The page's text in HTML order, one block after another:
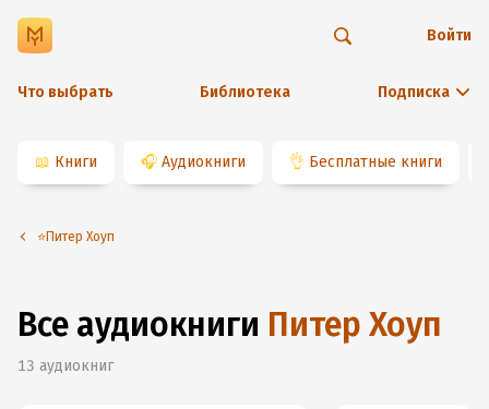
Что выбрать Библиотека Подписка
Войти
📖 Книги 🎧 Аудиокниги 👌 Бесплатные книги
⭐️Питер Хоуп
Все аудиокниги Питер Хоуп
13 аудиокниг